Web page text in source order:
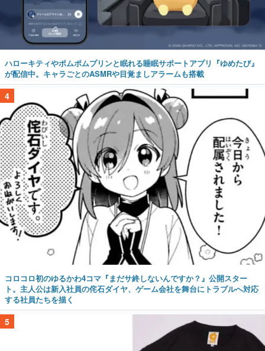
ハローキティやポムポムプリンと眠れる睡眠サポートアプリ『ゆめたび』
が配信中。キャラごとのASMRや目覚ましアラームも搭載
4
コロコロ初のゆるかわ4コマ『まだサ終しないんですか？』公開スター
ト。主人公は新入社員の侘石ダイヤ、ゲーム会社を舞台にトラブルへ対応
する社員たちを描く
5